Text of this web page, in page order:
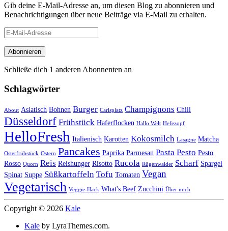
Gib deine E-Mail-Adresse an, um diesen Blog zu abonnieren und
Benachrichtigungen über neue Beiträge via E-Mail zu erhalten.
E-
Mail-
Adresse
Abonnieren
Schließe dich 1 anderen Abonnenten an
Schlagwörter
About Asiatisch Bohnen Burger Carlsplatz Champignons Chili
Düsseldorf Frühstück Haferflocken Hallo Welt Hefezopf
HelloFresh Italienisch Karotten Kokosmilch Lasagne Matcha
Osterfrühstück Ostern Pancakes Paprika Parmesan Pasta Pesto Pesto
Rosso Quorn Reis Reishunger Risotto Rucola Rügenwalder Scharf Spargel
Spinat Suppe Süßkartoffeln Tofu Tomaten Vegan
Vegetarisch Veggie-Hack What's Beef Zucchini Über mich
Copyright © 2026 Kale
Kale by LyraThemes.com.